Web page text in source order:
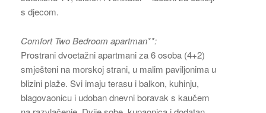
s djecom.
Comfort Two Bedroom apartman**:
Prostrani dvoetažni apartmani za 6 osoba (4+2)
smješteni na morskoj strani, u malim paviljonima u
blizini plaže. Svi imaju terasu i balkon, kuhinju,
blagovaonicu i udoban dnevni boravak s kaučem